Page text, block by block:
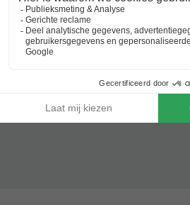
Beste aanbiedingvoor 3
Dormio Resort Costa Blanca
Beste aanbieding